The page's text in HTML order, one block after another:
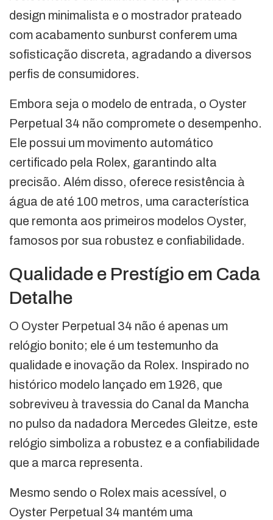
design minimalista e o mostrador prateado
com acabamento sunburst conferem uma
sofisticação discreta, agradando a diversos
perfis de consumidores.
Embora seja o modelo de entrada, o Oyster
Perpetual 34 não compromete o desempenho.
Ele possui um movimento automático
certificado pela Rolex, garantindo alta
precisão. Além disso, oferece resistência à
água de até 100 metros, uma característica
que remonta aos primeiros modelos Oyster,
famosos por sua robustez e confiabilidade.
Qualidade e Prestígio em Cada
Detalhe
O Oyster Perpetual 34 não é apenas um
relógio bonito; ele é um testemunho da
qualidade e inovação da Rolex. Inspirado no
histórico modelo lançado em 1926, que
sobreviveu à travessia do Canal da Mancha
no pulso da nadadora Mercedes Gleitze, este
relógio simboliza a robustez e a confiabilidade
que a marca representa.
Mesmo sendo o Rolex mais acessível, o
Oyster Perpetual 34 mantém uma